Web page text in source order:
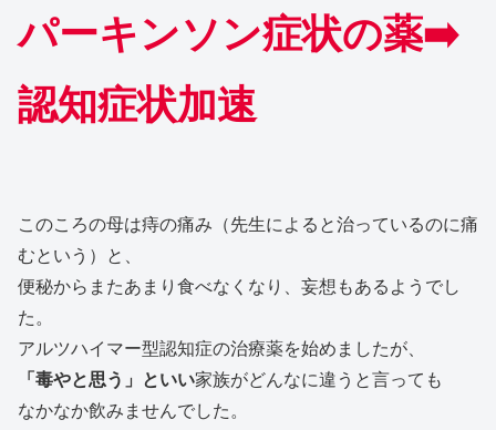
パーキンソン症状の薬➡️
認知症状加速
このころの母は痔の痛み（先生によると治っているのに痛
むという）と、
便秘からまたあまり食べなくなり、妄想もあるようでし
た。
アルツハイマー型認知症の治療薬を始めましたが、
「毒やと思う」といい家族がどんなに違うと言っても
なかなか飲みませんでした。